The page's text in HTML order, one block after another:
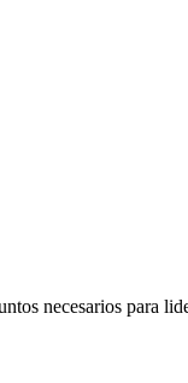
necesarios para